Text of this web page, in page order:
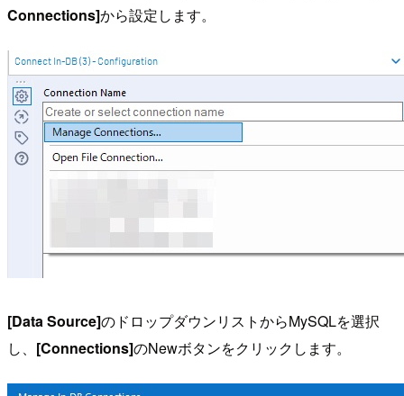
Connections]から設定します。
[Data Source]のドロップダウンリストからMySQLを選択
し、 [Connections]のNewボタンをクリックします。